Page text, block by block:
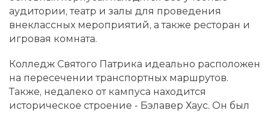
аудитории, театр и залы для проведения
внеклассных мероприятий, а также ресторан и
игровая комната.
Колледж Святого Патрика идеально расположен
на пересечении транспортных маршрутов.
Также, недалеко от кампуса находится
историческое строение - Бэлавер Хаус. Он был